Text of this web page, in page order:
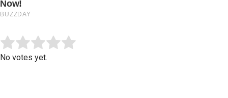
Rate this item:
No votes yet.